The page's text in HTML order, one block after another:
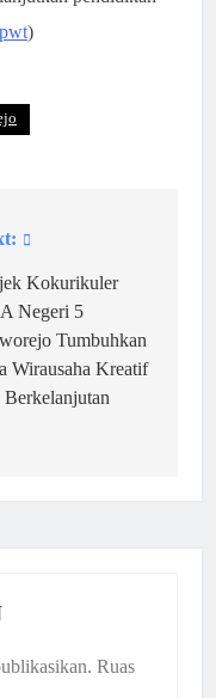
pwt)
Kokurikuler
Negeri 5
Tumbuhkan
Wirausaha Kreatif
Berkelanjutan
Ruas